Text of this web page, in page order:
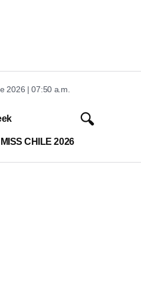
2026 | 07:50 a.m.
CHILE 2026